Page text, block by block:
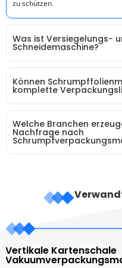
zu schützen.
Was ist Versiegelungs-
Schneidemaschine?
Können
komplette
Welche Branchen
Nachfrage nach
Vertikale Kartenschale